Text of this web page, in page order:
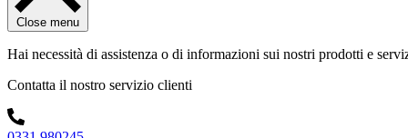
Close menu
Hai necessità di assistenza o di informazioni sui nostri prodotti e
Contatta il nostro servizio clienti